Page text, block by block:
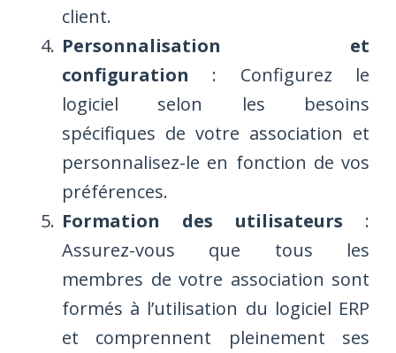
client.
Personnalisation et
configuration : Configurez le
logiciel selon les besoins
spécifiques de votre association et
personnalisez-le en fonction de vos
préférences.
Formation des utilisateurs :
Assurez-vous que tous les
membres de votre association sont
formés à l’utilisation du logiciel ERP
et comprennent pleinement ses